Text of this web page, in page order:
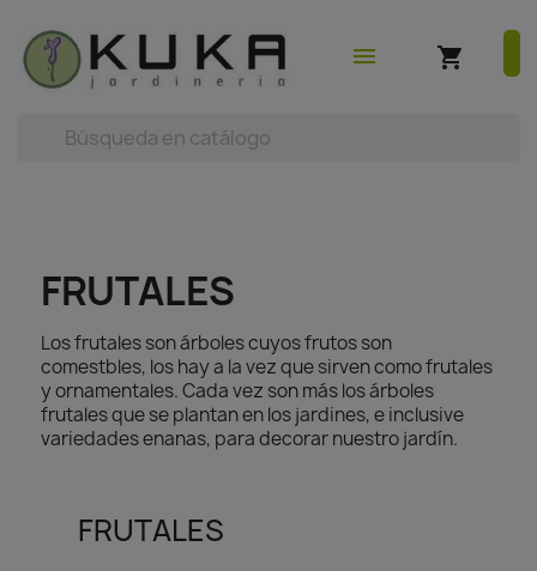
 (0)

menu
shopping_cart
FRUTALES
Los frutales son árboles cuyos frutos son
comestbles, los hay a la vez que sirven como frutales
y ornamentales. Cada vez son más los árboles
frutales que se plantan en los jardines, e inclusive
variedades enanas, para decorar nuestro jardín.
FRUTALES